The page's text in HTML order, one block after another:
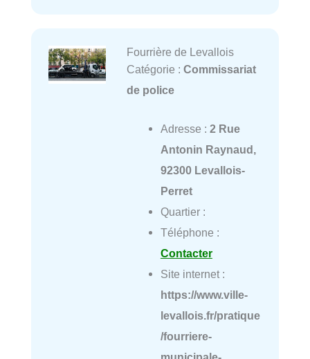
Fourrière de Levallois
Catégorie : Commissariat
de police
Adresse : 2 Rue
Antonin Raynaud,
92300 Levallois-
Perret
Quartier :
Téléphone :
Contacter
Site internet :
https://www.ville-
levallois.fr/pratique
/fourriere-